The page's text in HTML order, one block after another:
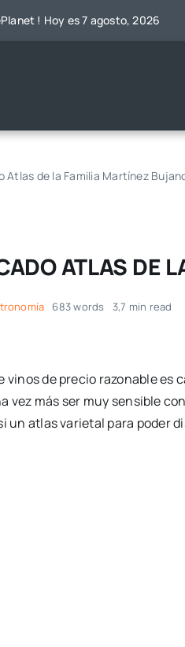
! Hoy es 7 agosto, 2026
Atlas de la Familia Martínez
ATLAS DE
683 words 3,7 min read
vinos de precio razonable es
vez más ser muy sensible
un atlas varietal para poder